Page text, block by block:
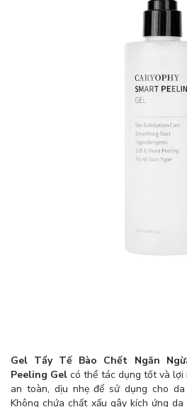
Gel Tẩy Tế Bào Chết Ngăn
Peeling Gelcó thể tác dụng tốt và lợi
an toàn, dịu nhẹ để sử dụng cho
Không chứa chất xấu gây kích ứng